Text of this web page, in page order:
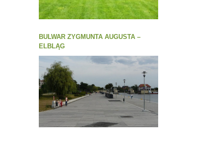
BULWAR ZYGMUNTA AUGUSTA –
ELBLĄG